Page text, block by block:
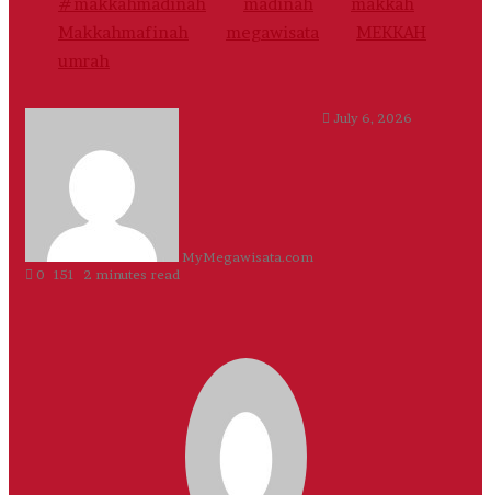
Makkahmafinah
megawisata
MEKKAH
umrah
MyMegawisata.com
SendJuly 6, 2026
0 151 2 minutes read